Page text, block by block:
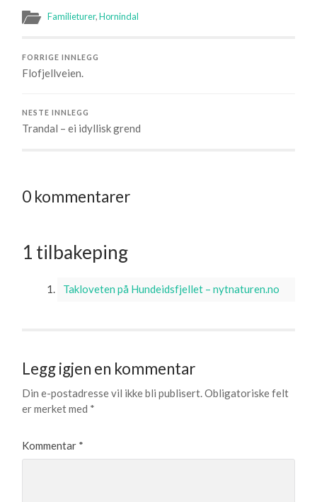
Familieturer,Hornindal
FORRIGE INNLEGG
Flofjellveien.
NESTE INNLEGG
Trandal – ei idyllisk grend
0 kommentarer
1 tilbakeping
Takloveten på Hundeidsfjellet – nytnaturen.no
Legg igjen en kommentar
Din e-postadresse vil ikke bli publisert. Obligatoriske felt
er merket med *
Kommentar *